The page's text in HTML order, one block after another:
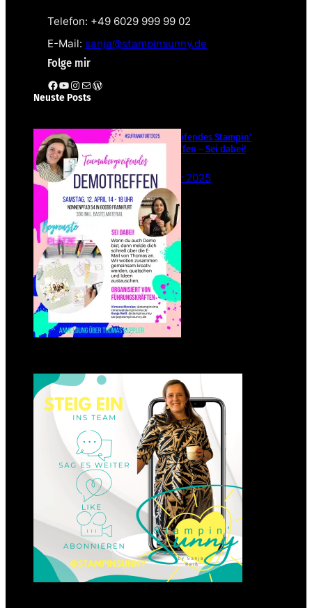
Telefon: +49 6029 999 99 02
E-Mail: sanja@stampinsunny.de
Folge mir
Facebook YouTube Instagram E-Mail WordPress
Neuste Posts
Teamübergreifendes Stampin‘
Up! Demotreffen – Sei dabei!
26. Februar 2025
Einsteigen 2025 im Team
Stampin‘ Sunny
23. Januar 2025